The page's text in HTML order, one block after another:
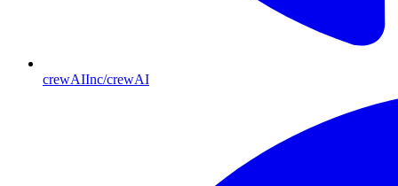
crewAIInc/crewAI